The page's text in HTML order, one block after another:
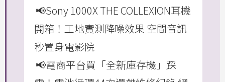
📢Sony 1000X THE COLLEXION耳機
開箱！工地實測降噪效果 空間音訊
秒置身電影院
📢電商平台買「全新庫存機」踩